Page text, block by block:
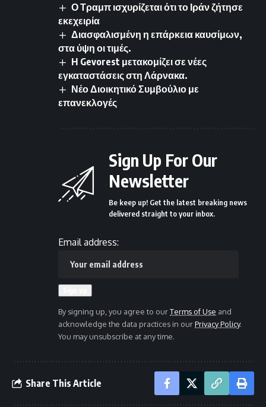
Ο Τραμπ ισχυρίζεται ότι το Ιράν ζήτησε
εκεχειρία
Διασφαλισμένη η επάρκεια καυσίμων,
στα ύψη οι τιμές.
Η Gevorest μετακομίζει σε νέες
εγκαταστάσεις στη Λάρνακα.
Νέο Διοικητικό Συμβούλιο με
επανεκλογές
Sign Up For Our
Newsletter
Be keep up! Get the latest breaking news
delivered straight to your inbox.
Email address:
By signing up, you agree to ourTerms of Use and
acknowledge the data practices in ourPrivacy Policy.
You may unsubscribe at any time.
Share This Article